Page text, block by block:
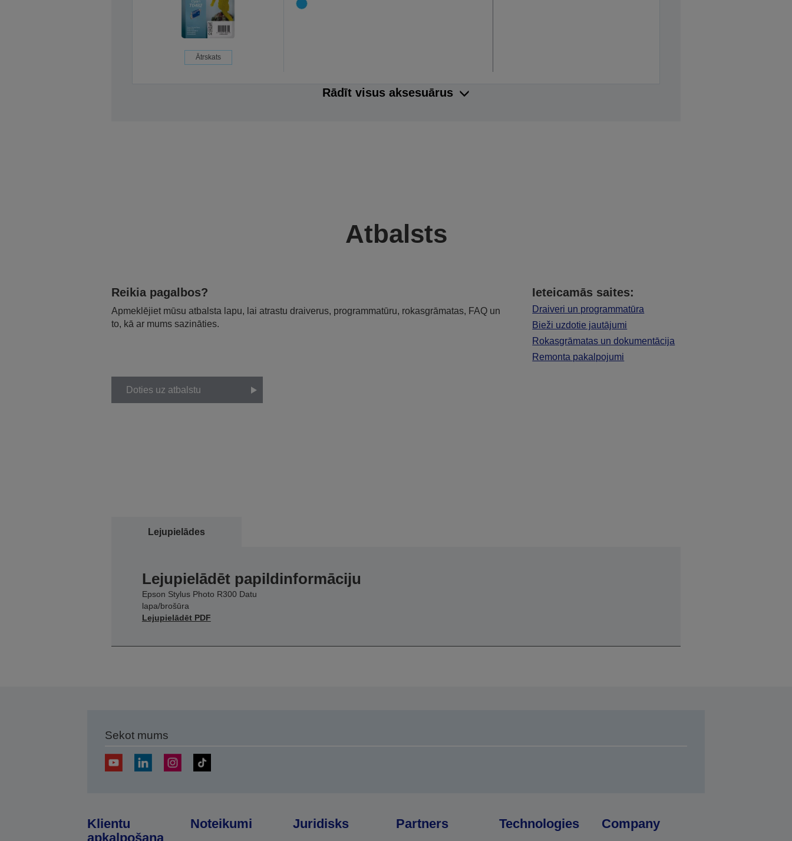
Ātrskats
Rādīt visus aksesuārus
Atbalsts
Reikia pagalbos?
Apmeklējiet mūsu atbalsta lapu, lai atrastu draiverus, programmatūru, rokasgrāmatas, FAQ un
to, kā ar mums sazināties.
Ieteicamās saites:
Draiveri un programmatūra
Bieži uzdotie jautājumi
Rokasgrāmatas un dokumentācija
Remonta pakalpojumi
Doties uz atbalstu
Lejupielādes
Lejupielādēt papildinformāciju
Epson Stylus Photo R300 Datu
lapa/brošūra
Lejupielādēt PDF
Sekot mums
Klientu
apkalpošana
Noteikumi Juridisks Partners Technologies Company